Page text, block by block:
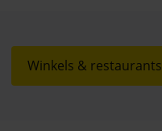
Winkels & restaurants